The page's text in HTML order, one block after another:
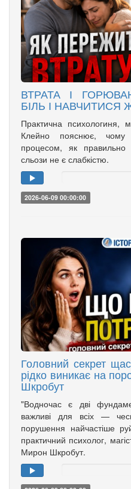
ВТРАТА І
БІЛЬ І НАВЧИТИСЯ
Практична психологиня,
Клейно пояснює, чому
процесом, як
сльози не є слабкістю.
2026-06-09 00:00:00
Головний секрет
рідко виникає на
Шкробут
"Водночас є дві
важливі для всіх —
порушення найчастіше
практичний психолог,
Мирон Шкробут.